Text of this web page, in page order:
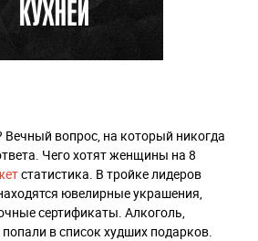
вопрос, на который никогда
Чего хотят женщины на 8
статистика. В тройке лидеров
ювелирные украшения,
сертификаты. Алкоголь,
в список худших подарков.